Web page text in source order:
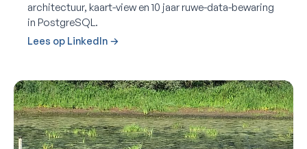
architectuur, kaart-view en 10 jaar ruwe-data-bewaring
in PostgreSQL.
Lees op LinkedIn →